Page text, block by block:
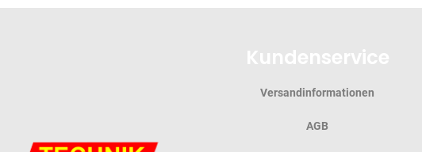
Versandinformationen
AGB